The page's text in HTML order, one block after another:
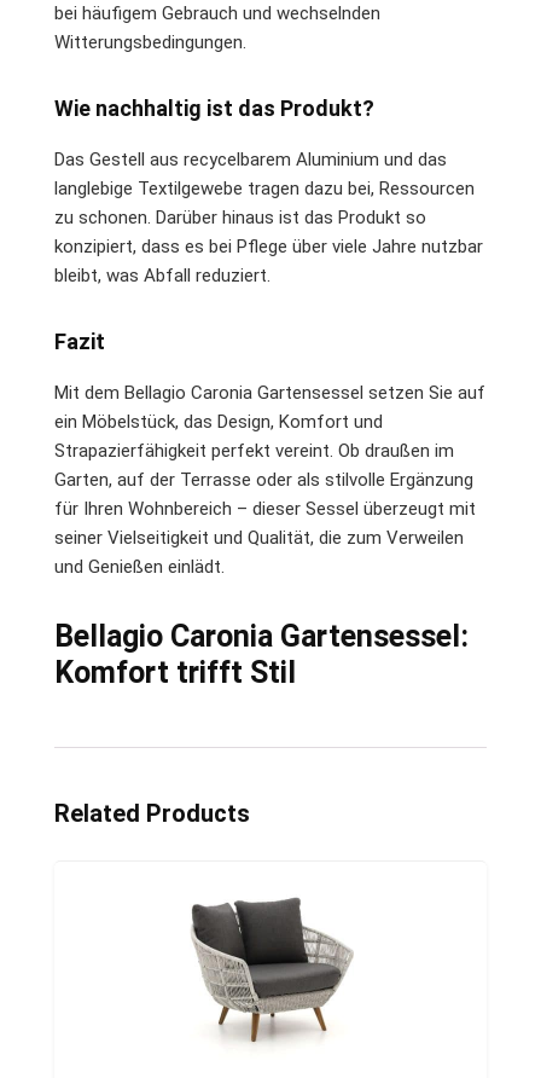
bei häufigem Gebrauch und wechselnden
Witterungsbedingungen.
Wie nachhaltig ist das Produkt?
Das Gestell aus recycelbarem Aluminium und das
langlebige Textilgewebe tragen dazu bei, Ressourcen
zu schonen. Darüber hinaus ist das Produkt so
konzipiert, dass es bei Pflege über viele Jahre nutzbar
bleibt, was Abfall reduziert.
Fazit
Mit dem Bellagio Caronia Gartensessel setzen Sie auf
ein Möbelstück, das Design, Komfort und
Strapazierfähigkeit perfekt vereint. Ob draußen im
Garten, auf der Terrasse oder als stilvolle Ergänzung
für Ihren Wohnbereich – dieser Sessel überzeugt mit
seiner Vielseitigkeit und Qualität, die zum Verweilen
und Genießen einlädt.
Bellagio Caronia Gartensessel:
Komfort trifft Stil
Related Products